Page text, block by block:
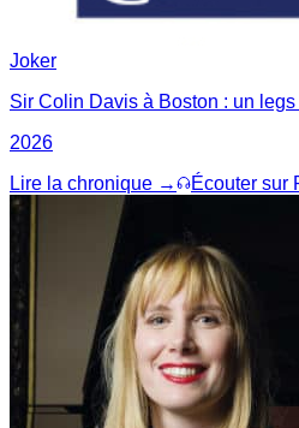
Joker
Sir Colin Davis à Boston : un
2026
Lire la chronique →
Écouter sur